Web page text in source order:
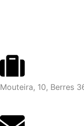
Mouteira, 10, Berres